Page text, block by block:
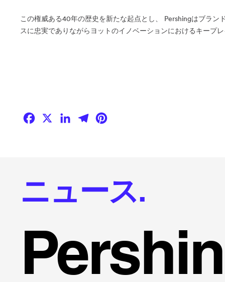
この権威ある40年の歴史を新たな起点とし、 Pershingはブラ
スに忠実でありながらヨットのイノベーションにおけるキープ
Facebook
X LinkedInTelegram
ニュース.